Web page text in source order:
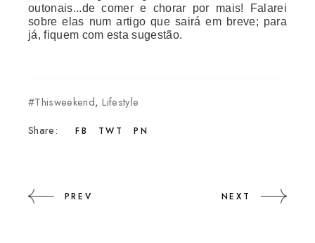
outonais...de comer e chorar por mais! Falarei
sobre elas num artigo que sairá em breve; para
já, fiquem com esta sugestão.
#thisweekend,Lifestyle
Share:
FB TWT PN
PREV NEXT